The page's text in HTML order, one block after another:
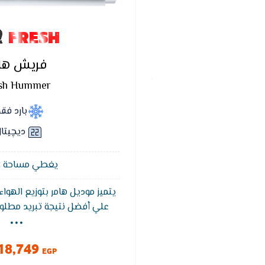
FRESH
فريش
Hummer
بارد
يغطي مساحة 12 متر²
يتميز موديل هامر بتوزيع
علي أفضل نتيجة تبريد
فريش هامر
التشغيل التلقائى يقوم
تلقائيا عند عودة التيار
...
EGP